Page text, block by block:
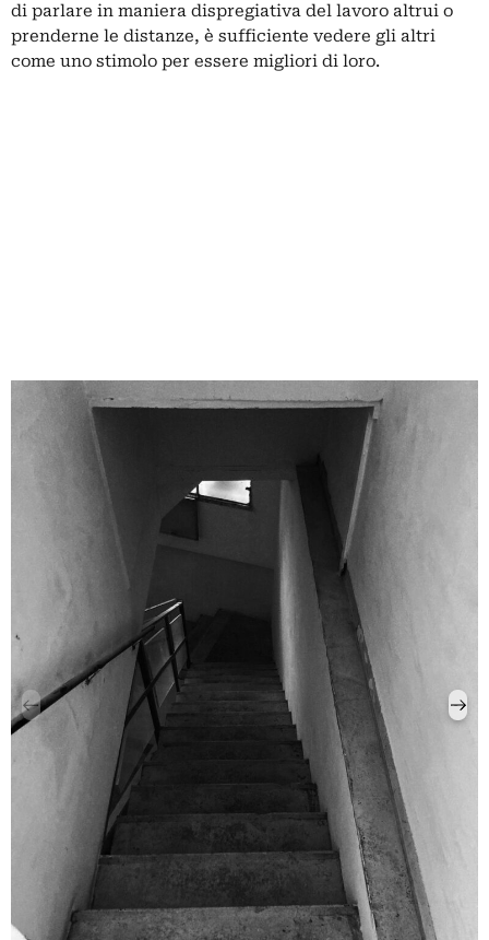
di parlare in maniera dispregiativa del lavoro altrui o
prenderne le distanze, è sufficiente vedere gli altri
come uno stimolo per essere migliori di loro.